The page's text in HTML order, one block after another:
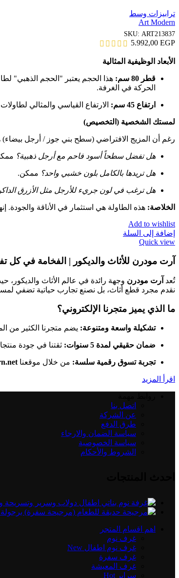
ترابيزات وسط
Art Modern
SKU: ART213837
5.992,00 EGP
الأبعاد الوظيفية المثالية
قطر 80 سم:
هذا الحجم يعتبر "الحجم الذهبي"
الحركة في الغرفة.
ارتفاع 45 سم: الارتفاع القياسي والمثالي
لمستك الشخصية (التخصيص)
رغم أن المزيج الافتراضي (سطح بني جوز / أرجل بيضاء)
هل تفضل سطحاً أسود فاحم مع أرجل ذهبية؟
هل تريدها بالكامل بلون خشبي واحد؟ ممكن.
هل ترغب في لون جريء للأرجل مثل الأزرق
الخلاصة: هذه الطاولة هي استثمار في الأناقة
Add to wishlist
إضافة إلى السلة
Quick view
آرت مودرن للأثاث والديكور | الفخامة في كل
تُعد آرت مودرن وجهة رائدة في عالم الأثاث
نقدم مجرد قطع أثاث، بل نصنع تجارب حياتية تضفي
ما الذي يميز متجرنا الإلكتروني؟
تشكيلة واسعة ومتنوعة: يضم متجرنا الكثير من
ضمان حقيقي لمدة 5 سنوات: ثقتنا في جودة منتجاتنا تجعلنا نقدم
تجربة تسوق رقمية سلسة: من خلال موقعنا
اقرأ المزيد
اتصل بنا
عن الشركة
طرق الدفع
سياسة الضمان والارجاء
سياسة الخصوصية
الشروط والأحكام
اهم اقسام المتجر
غرف نوم
غرف نوم اطفال New
غرف سفرة
غرف المعيشة
سراير Hot